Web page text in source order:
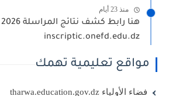
منذ 23 أيام
هنا رابط كشف نتائج المراسلة 2026 |
inscriptic.onefd.edu.dz
مواقع تعليمية تهمك
فضاء الأولياء tharwa.education.gov.dz